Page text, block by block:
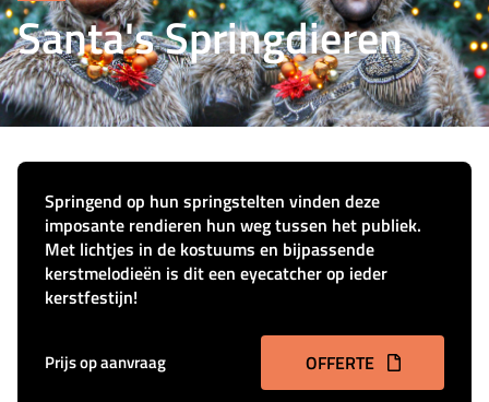
Santa's Springdieren
Springend op hun springstelten vinden deze
imposante rendieren hun weg tussen het publiek.
Met lichtjes in de kostuums en bijpassende
kerstmelodieën is dit een eyecatcher op ieder
kerstfestijn!
Prijs op aanvraag OFFERTE